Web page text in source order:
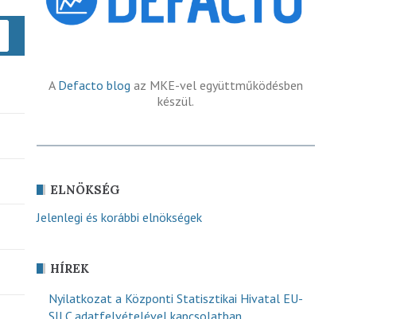
A Defacto blog az MKE-vel együttműködésben
készül.
ELNÖKSÉG
Jelenlegi és korábbi elnökségek
HÍREK
Nyilatkozat a Központi Statisztikai Hivatal EU-
SILC adatfelvételével kapcsolatban